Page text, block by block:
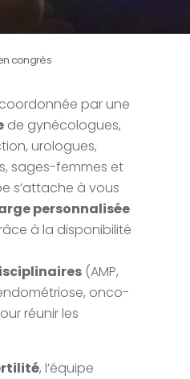
congrès
par une
de gynécologues,
urologues,
sages-femmes et
s’attache à vous
personnalisée
à la disponibilité
(AMP,
onco-
réunir les
, l’équipe